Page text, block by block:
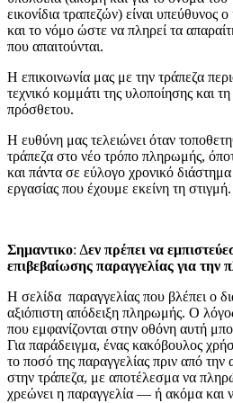
εικονίδια τραπεζών) είναι υπεύθυνος
και το νόμο ώστε να πληρεί τα
που απαιτούνται.
Η επικοινωνία μας με την τράπεζα
τεχνικό κομμάτι της υλοποίησης και
πρόσθετου.
Η ευθύνη μας τελειώνει όταν
τράπεζα στο νέο τρόπο πληρωμής,
και πάντα σε εύλογο χρονικό
εργασίας που έχουμε εκείνη τη στιγμή.
Σημαντικο: Δεν πρέπει να
επιβεβαίωσης παραγγελίας για την
Η σελίδα παραγγελίας που βλέπει ο
αξιόπιστη απόδειξη πληρωμής. Ο
που εμφανίζονται στην οθόνη αυτή
Για παράδειγμα, ένας κακόβουλος
το ποσό της παραγγελίας πριν από
στην τράπεζα, με αποτέλεσμα να
χρεώνει η παραγγελία — ή ακόμα και